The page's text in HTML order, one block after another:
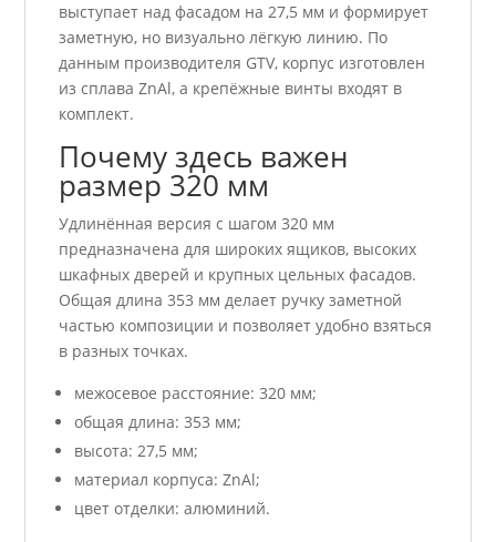
выступает над фасадом на 27,5 мм и формирует
заметную, но визуально лёгкую линию. По
данным производителя GTV, корпус изготовлен
из сплава ZnAl, а крепёжные винты входят в
комплект.
Почему здесь важен
размер 320 мм
Удлинённая версия с шагом 320 мм
предназначена для широких ящиков, высоких
шкафных дверей и крупных цельных фасадов.
Общая длина 353 мм делает ручку заметной
частью композиции и позволяет удобно взяться
в разных точках.
межосевое расстояние: 320 мм;
общая длина: 353 мм;
высота: 27,5 мм;
материал корпуса: ZnAl;
цвет отделки: алюминий.